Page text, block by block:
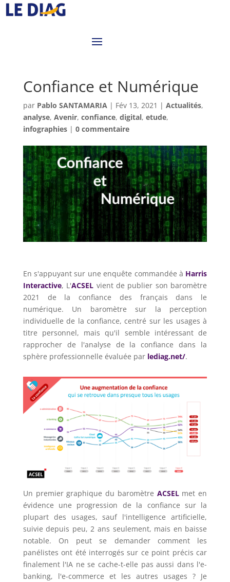
Confiance et Numérique
par Pablo SANTAMARIA| Fév 13, 2021 | Actualités,
analyse, Avenir, confiance, digital, etude,
infographies| 0 commentaire
En s'appuyant sur une enquête commandée à Harris
Interactive, L'ACSEL vient de publier son baromètre
2021 de la confiance des français dans le
numérique. Un baromètre sur la perception
individuelle de la confiance, centré sur les usages à
titre personnel, mais qu'il semble intéressant de
rapprocher de l'analyse de la confiance dans la
sphère professionnelle évaluée par lediag.net/.
Un premier graphique du baromètre ACSELmet en
évidence une progression de la confiance sur la
plupart des usages, sauf l'intelligence artificielle,
suivie depuis peu, 2 ans seulement, mais en baisse
notable. On peut se demander comment les
panélistes ont été interrogés sur ce point précis car
finalement l'IA ne se cache-t-elle pas aussi dans l'e-
banking, l'e-commerce et les autres usages ? Je